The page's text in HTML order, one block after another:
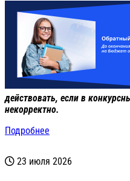
действовать, если в
некорректно.
Подробнее
23 июля 2026